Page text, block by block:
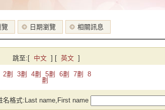
覽 日期瀏覽 相關訊息
跳至: [ 中文 ] [ 英文 ]
2劃 3劃 4劃 5劃 6劃 7劃
8
劃
名格式:Last name,First name